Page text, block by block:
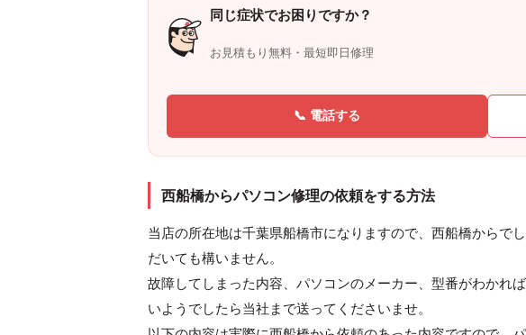
同じ症状でお困りですか？
お見積もり無料・最短即日修理
📞 電話する
西船橋からパソコン修理の依頼をする方法
当店の所在地は千葉県船橋市になりますので、西船橋からで
だいても構いません。
故障してしまった内容、パソコンのメーカー、型番がわかれ
いようでしたら当社まで送ってくださいませ。